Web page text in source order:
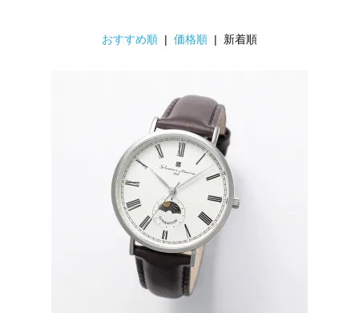
おすすめ順 | 価格順 | 新着順